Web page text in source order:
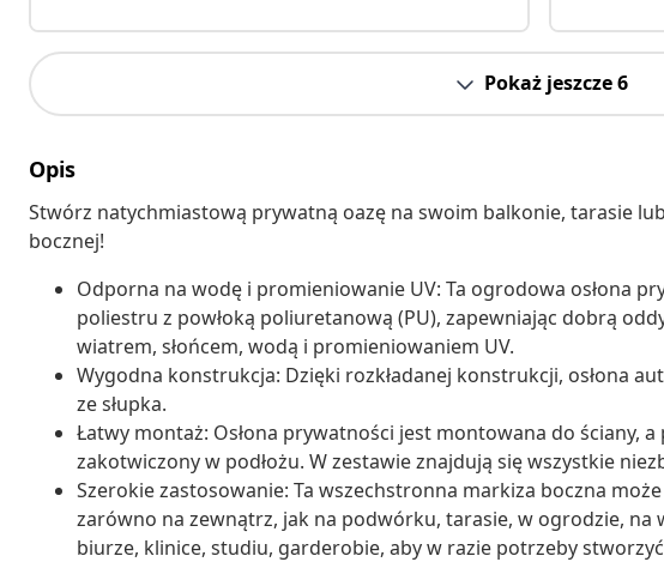
Pokaż jeszcze 6
Opis
Stwórz natychmiastową prywatną oazę na swoim balkonie, tarasie
bocznej!
Odporna na wodę i promieniowanie UV: Ta ogrodowa osłona
poliestru z powłoką poliuretanową (PU), zapewniając dobrą
wiatrem, słońcem, wodą i promieniowaniem UV.
Wygodna konstrukcja: Dzięki rozkładanej konstrukcji, osłona
ze słupka.
Łatwy montaż: Osłona prywatności jest montowana do ściany, a
zakotwiczony w podłożu. W zestawie znajdują się wszystkie
Szerokie zastosowanie: Ta wszechstronna markiza boczna
zarówno na zewnątrz, jak na podwórku, tarasie, w ogrodzie, na
biurze, klinice, studiu, garderobie, aby w razie potrzeby